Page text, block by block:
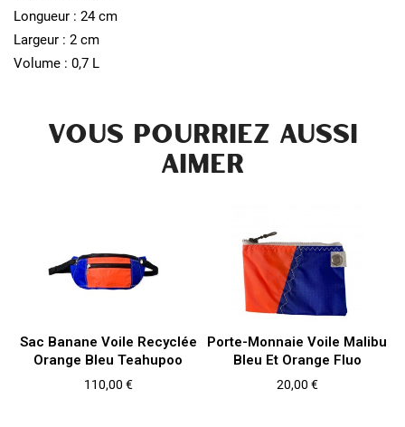
Longueur : 24 cm
Largeur : 2 cm
Volume : 0,7 L
VOUS POURRIEZ AUSSI
AIMER
Sac Banane Voile Recyclée
Orange Bleu Teahupoo
Prix
110,00 €
Porte-Monnaie Voile Malibu
Bleu Et Orange Fluo
Prix
20,00 €